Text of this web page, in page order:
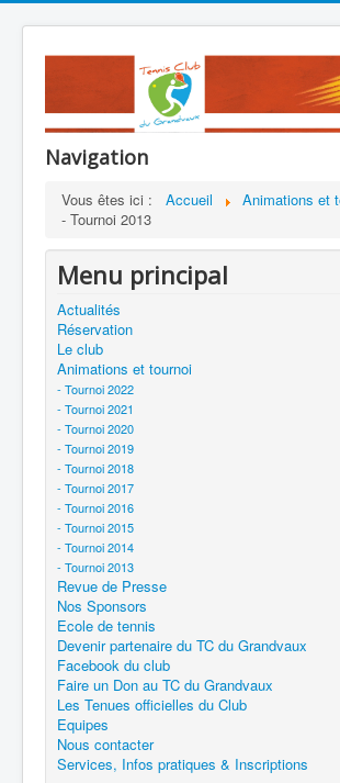
Navigation
Vous êtes ici : Accueil
Animations et
- Tournoi 2013
Menu principal
Actualités
Réservation
Le club
Animations et tournoi
- Tournoi 2022
- Tournoi 2021
- Tournoi 2020
- Tournoi 2019
- Tournoi 2018
- Tournoi 2017
- Tournoi 2016
- Tournoi 2015
- Tournoi 2014
- Tournoi 2013
Revue de Presse
Nos Sponsors
Ecole de tennis
Devenir partenaire du TC du Grandvaux
Facebook du club
Faire un Don au TC du Grandvaux
Les Tenues officielles du Club
Equipes
Nous contacter
Services, Infos pratiques & Inscriptions